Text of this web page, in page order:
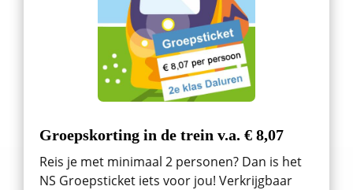
Groepskorting in de trein v.a. € 8,07
Reis je met minimaal 2 personen? Dan is het
NS Groepsticket iets voor jou! Verkrijgbaar